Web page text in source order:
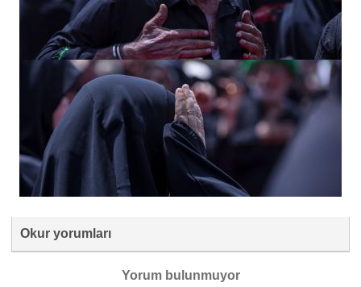
Okur yorumları
Yorum bulunmuyor